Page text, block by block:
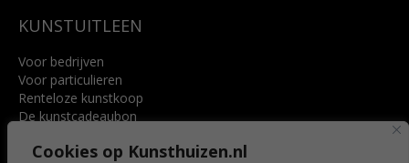
Cookies op Kunsthuizen.nl
KUNSTUITLEEN
Voor bedrijven
Voor particulieren
Renteloze kunstkoop
De kunstcadeaubon
Voordelen